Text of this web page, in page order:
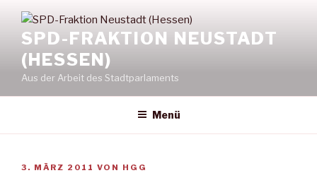
Inhalt
springenSPD-FRAKTION NEUSTADT
(HESSEN)
Aus der Arbeit des Stadtparlaments
Menü
VERÖFFENTLICHT
3. MÄRZ 2011 VON HGG